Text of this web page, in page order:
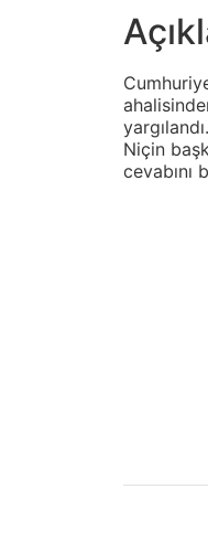
Niçin
cevabını